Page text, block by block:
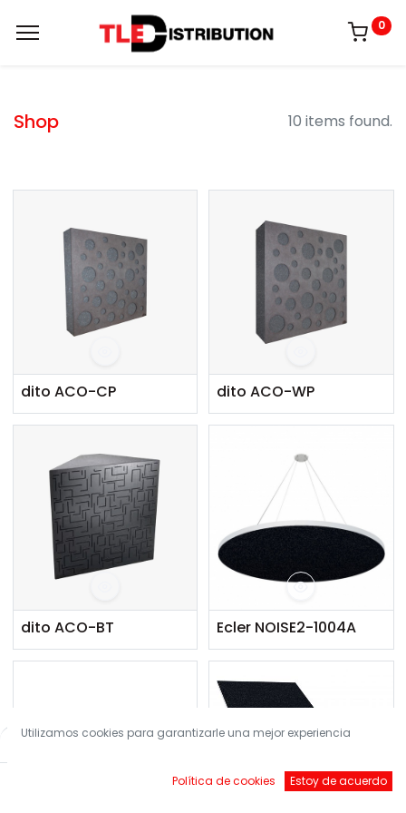
Filters Default
0
Shop 10 items found.
dito ACO-CP dito ACO-WP
dito ACO-BT Ecler NOISE2-1004A
Utilizamos cookies para garantizarle una mejor experiencia
Política de cookies Estoy de acuerdo